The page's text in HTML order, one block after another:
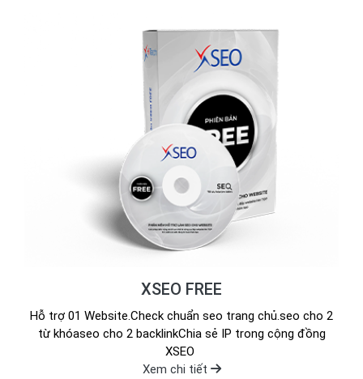
XSEO FREE
Hỗ trợ 01 Website.Check chuẩn seo trang chủ.seo cho 2
từ khóaseo cho 2 backlinkChia sẻ IP trong cộng đồng
XSEO
Xem chi tiết